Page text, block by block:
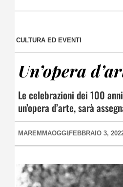
CULTURA ED EVENTI
Un’opera
Le celebrazioni dei 100
un’opera d’arte, sarà
MAREMMAOGGI FEBBRAIO 3,